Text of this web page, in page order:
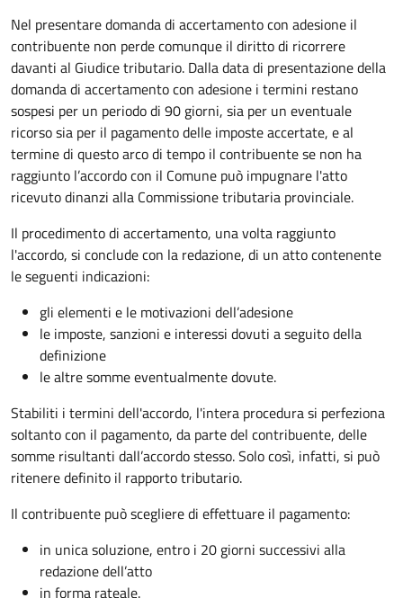
Nel presentare domanda di accertamento con adesione il
contribuente non perde comunque il diritto di ricorrere
davanti al Giudice tributario. Dalla data di presentazione della
domanda di accertamento con adesione i termini restano
sospesi per un periodo di 90 giorni, sia per un eventuale
ricorso sia per il pagamento delle imposte accertate, e al
termine di questo arco di tempo il contribuente se non ha
raggiunto l’accordo con il Comune può impugnare l'atto
ricevuto dinanzi alla Commissione tributaria provinciale.
Il procedimento di accertamento, una volta raggiunto
l'accordo, si conclude con la redazione, di un atto contenente
le seguenti indicazioni:
gli elementi e le motivazioni dell’adesione
le imposte, sanzioni e interessi dovuti a seguito della
definizione
le altre somme eventualmente dovute.
Stabiliti i termini dell'accordo, l'intera procedura si perfeziona
soltanto con il pagamento, da parte del contribuente, delle
somme risultanti dall’accordo stesso. Solo così, infatti, si può
ritenere definito il rapporto tributario.
Il contribuente può scegliere di effettuare il pagamento:
in unica soluzione, entro i 20 giorni successivi alla
redazione dell’atto
in forma rateale.